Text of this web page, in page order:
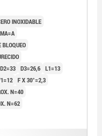
INOXIDABLE
D2=33 D3=26,6 L1=13
F X 30°=2,3
N=40
N=62